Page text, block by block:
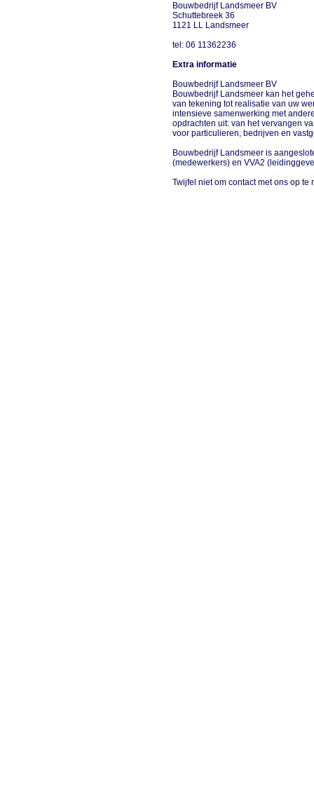
Bouwbedrijf Landsmeer BV
Schuttebreek 36
1121 LL Landsmeer
tel: 06 11362236
Extra informatie
Bouwbedrijf Landsmeer BV
Bouwbedrijf Landsmeer kan het
van tekening tot realisatie van uw
intensieve samenwerking met
opdrachten uit: van het vervangen
voor particulieren, bedrijven en
Bouwbedrijf Landsmeer is
(medewerkers) en VVA2
Twijfel niet om contact met ons op te